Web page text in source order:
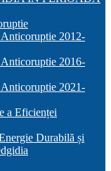
2012-
2016-
2021-
a Eficienței
Durabilă și